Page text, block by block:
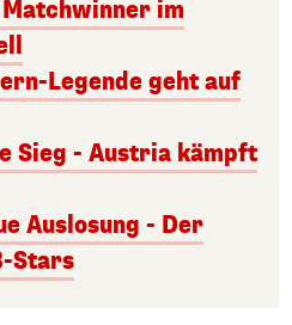
im
Legende geht auf
Sieg - Austria kämpft
Auslosung - Der
Stars